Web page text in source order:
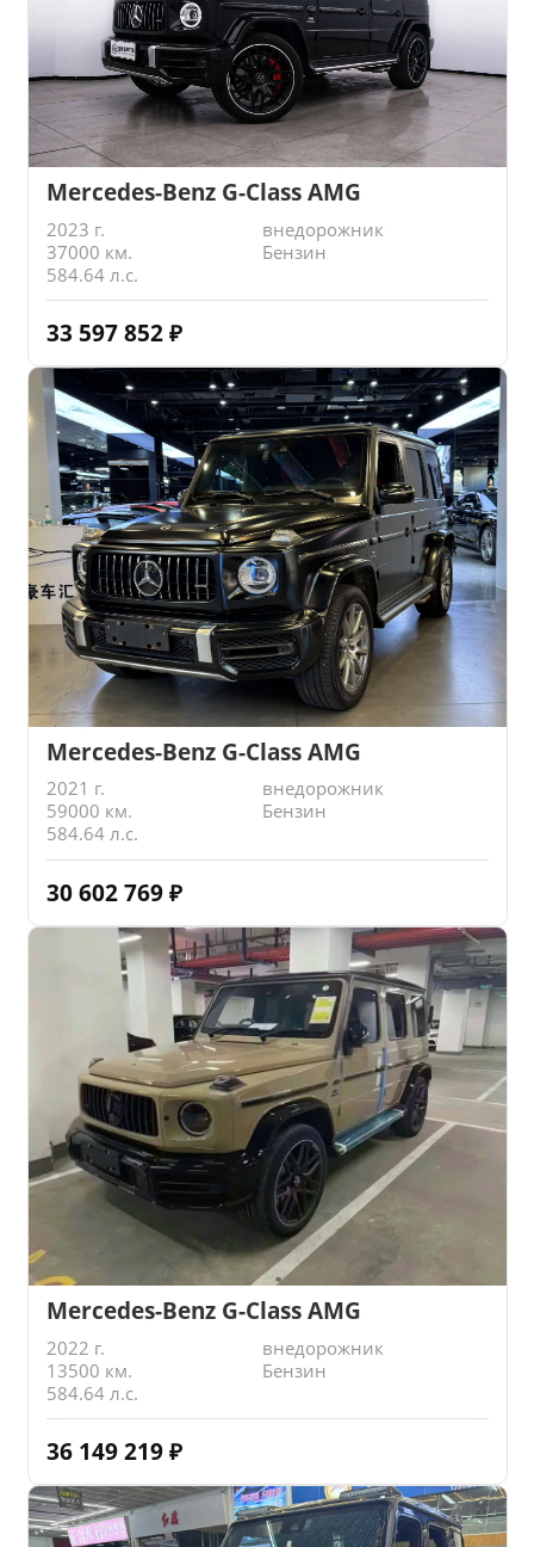
Mercedes-Benz G-Class AMG
2023 г.
внедорожник
37000 км.
Бензин
584.64 л.с.
33 597 852 ₽
Mercedes-Benz G-Class AMG
2021 г.
внедорожник
59000 км.
Бензин
584.64 л.с.
30 602 769 ₽
Mercedes-Benz G-Class AMG
2022 г.
внедорожник
13500 км.
Бензин
584.64 л.с.
36 149 219 ₽